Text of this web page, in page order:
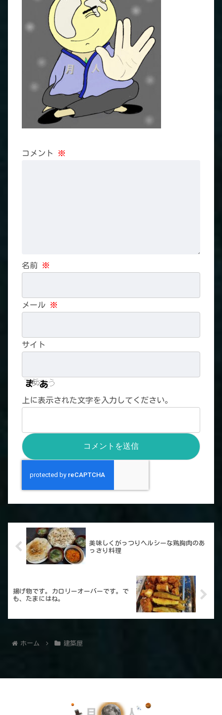
コメント ※
名前 ※
メール ※
サイト
上に表示された文字を入力してください。
美味しくがっつりヘルシーな鶏胸肉のあ
っさり料理
揚げ物です。カロリーオーバーです。で
も、たまにはね。
ホーム 建築屋